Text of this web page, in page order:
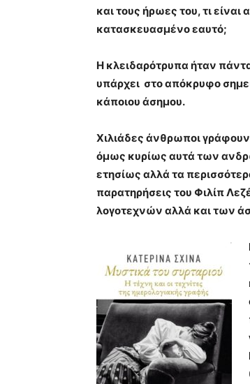
και τους ήρωες του, τι
κατασκευασμένο εαυτό;
Η κλειδαρότρυπα ήταν
υπάρχει στο απόκρυφο
κάποιου άσημου.
Χιλιάδες άνθρωποι γράφουν
όμως κυρίως αυτά των
ετησίως αλλά τα
παρατηρήσεις του Φιλίπ
λογοτεχνών αλλά και των